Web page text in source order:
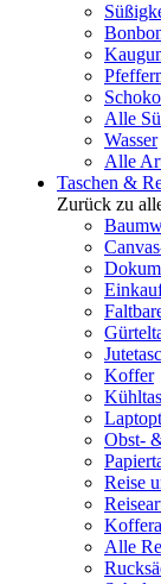
Alle
Wasser
Alle
Taschen &
Zurück zu
Koffer
Obst-
Reise
Alle